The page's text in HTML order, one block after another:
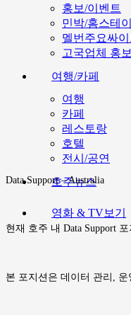
홍보/이벤트
민박/홈스테이
멜번주요싸이
고국업체 홍
여행/카페
여행
카페
레스토랑
호텔
전시/공연
호주뉴스
영화 & TV보기
Data Support – Australia
현재 호주 내 Data Support
본 포지션은 데이터 관리,